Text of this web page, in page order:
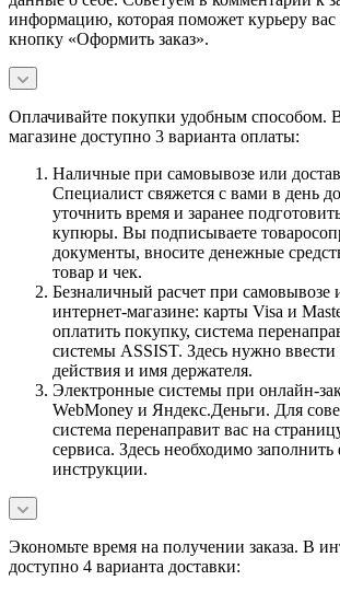
информацию, которая поможет курьеру
кнопку «Оформить заказ».
Оплачивайте покупки удобным способом.
магазине доступно 3 варианта оплаты:
Наличные при самовывозе или
Специалист свяжется с вами в день
уточнить время и заранее
купюры. Вы подписываете
документы, вносите денежные
товар и чек.
Безналичный расчет при
интернет-магазине: карты Visa и
оплатить покупку, система
системы ASSIST. Здесь нужно
действия и имя держателя.
Электронные системы при онлайн-
WebMoney и Яндекс.Деньги. Для
система перенаправит вас на
сервиса. Здесь необходимо
инструкции.
Экономьте время на получении заказа. В
доступно 4 варианта доставки: